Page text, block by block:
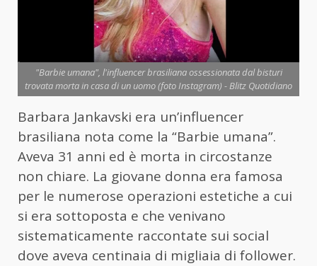
"Barbie umana", l'influencer brasiliana ossessionata dal bisturi
trovata morta in casa di un uomo (foto Instagram) - Blitz Quotidiano
Barbara Jankavski era un’influencer
brasiliana nota come la “Barbie umana”.
Aveva 31 anni ed è morta in circostanze
non chiare. La giovane donna era famosa
per le numerose operazioni estetiche a cui
si era sottoposta e che venivano
sistematicamente raccontate sui social
dove aveva centinaia di migliaia di follower.